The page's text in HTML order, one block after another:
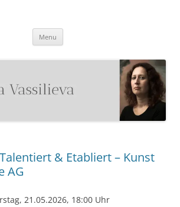
Menu
& Etabliert – Kunst
AG
21.05.2026, 18:00 Uhr